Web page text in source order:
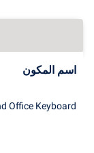
اسم المكون